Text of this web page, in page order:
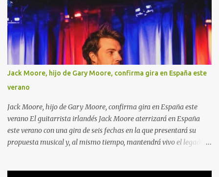
pasando por el amor, la cerveza y el buen rollo.
Jack Moore, hijo de Gary Moore, confirma gira en España este
verano
Jack Moore, hijo de Gary Moore, confirma gira en España este
verano El guitarrista irlandés Jack Moore aterrizará en España
este verano con una gira de seis fechas en la que presentará su
propuesta musical y, al mismo tiempo, mantendrá vivo el legado